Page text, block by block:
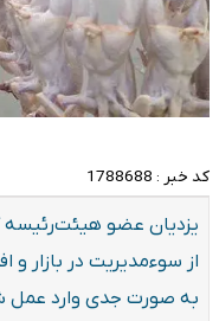
کد خبر : 1788688
یزدیان عضو هیئت‌رئیسه
از سوءمدیریت در بازار
به صورت جدی وارد عمل